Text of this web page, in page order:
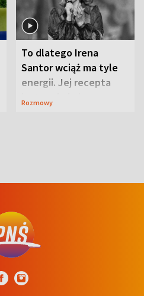
To dlatego Irena
Santor wciąż ma tyle
energii. Jej recepta
jest zaskakująco
Rozmowy